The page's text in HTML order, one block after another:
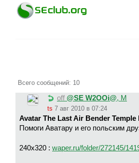
Всего сообщений: 10
off @SE W2OOi@, М
ts 7 авг 2010 в 07:24
Avatar The Last Air Bender Temple
Помоги Аватару и его польским
240x320 : waper.ru/folder/272145/